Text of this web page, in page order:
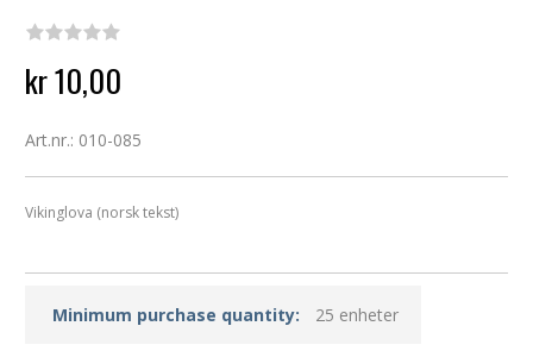
kr 10,00
Art.nr.: 010-085
Vikinglova (norsk tekst)
Minimum purchase quantity: 25 enheter